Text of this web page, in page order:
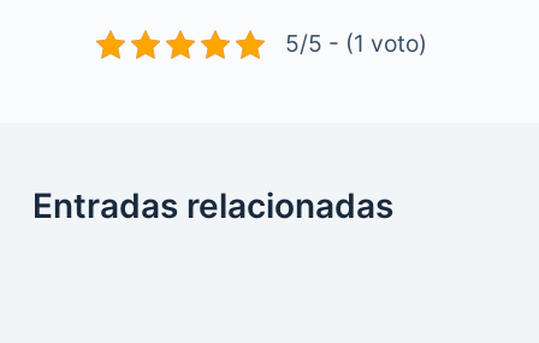
5/5 - (1 voto)
Entradas relacionadas